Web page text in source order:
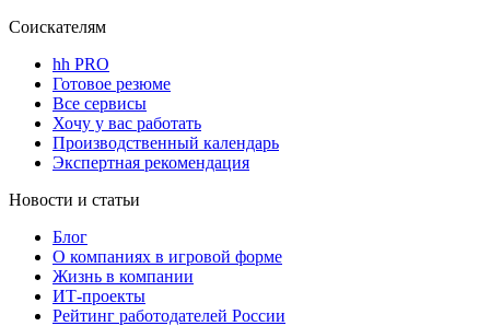
Соискателям
hh PRO
Готовое резюме
Все сервисы
Хочу у вас работать
Производственный календарь
Экспертная рекомендация
Новости и статьи
Блог
О компаниях в игровой форме
Жизнь в компании
ИТ-проекты
Рейтинг работодателей России